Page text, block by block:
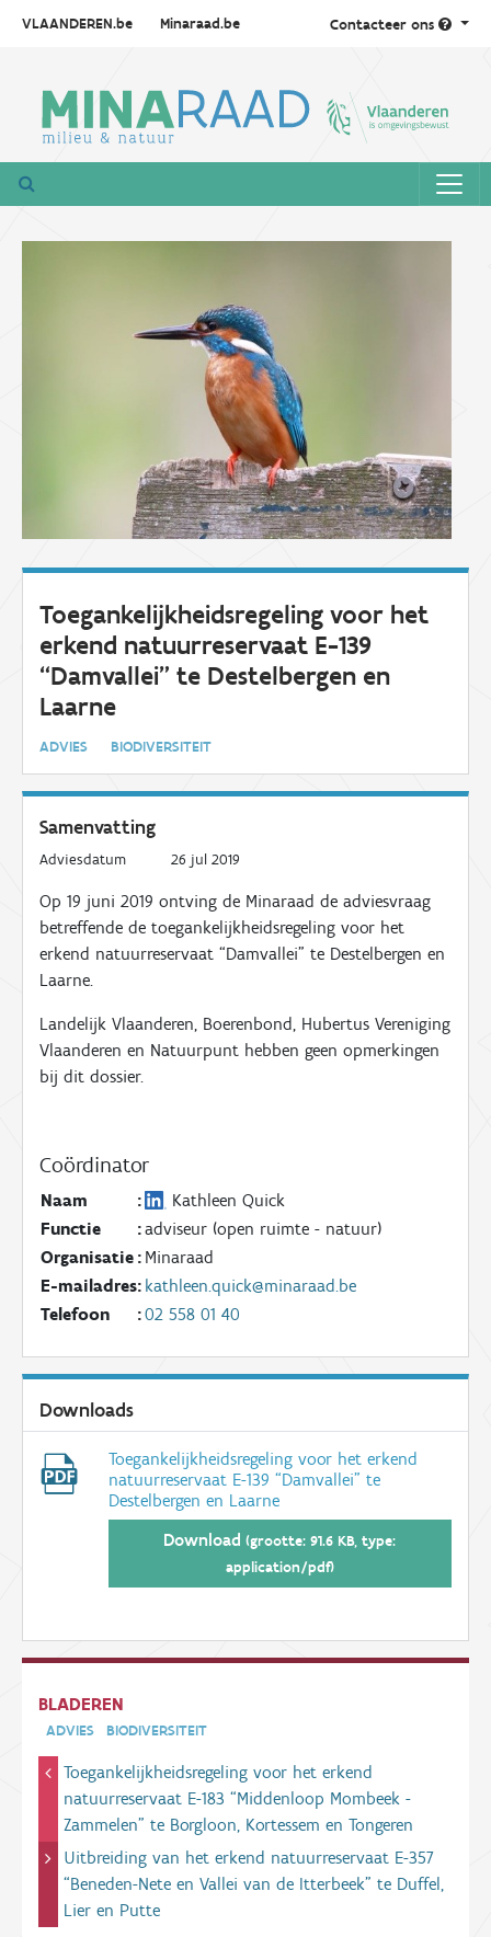
VLAANDEREN.be Minaraad.be Contacteer ons
Toegankelijkheidsregeling voor het
erkend natuurreservaat E-139
“Damvallei” te Destelbergen en
Laarne
ADVIES BIODIVERSITEIT
Samenvatting
Adviesdatum 26 jul 2019
Op 19 juni 2019 ontving de Minaraad de adviesvraag
betreffende de toegankelijkheidsregeling voor het
erkend natuurreservaat “Damvallei” te Destelbergen en
Laarne.
Landelijk Vlaanderen, Boerenbond, Hubertus Vereniging
Vlaanderen en Natuurpunt hebben geen opmerkingen
bij dit dossier.
Coördinator
:
Naam
Kathleen Quick
:
Functie
adviseur (open ruimte - natuur)
:
Organisatie Minaraad
:
E-mailadres kathleen.quick@minaraad.be
:
Telefoon 02 558 01 40
Downloads
Toegankelijkheidsregeling voor het erkend
natuurreservaat E-139 “Damvallei” te
Destelbergen en Laarne
Download(grootte: 91.6 KB, type:
application/pdf)
BLADEREN
ADVIES BIODIVERSITEIT
Toegankelijkheidsregeling voor het erkend
natuurreservaat E-183 “Middenloop Mombeek -
Zammelen” te Borgloon, Kortessem en Tongeren
Uitbreiding van het erkend natuurreservaat E-357
“Beneden-Nete en Vallei van de Itterbeek” te Duffel,
Lier en Putte